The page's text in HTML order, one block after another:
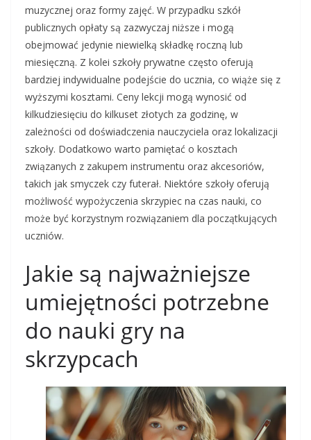
muzycznej oraz formy zajęć. W przypadku szkół
publicznych opłaty są zazwyczaj niższe i mogą
obejmować jedynie niewielką składkę roczną lub
miesięczną. Z kolei szkoły prywatne często oferują
bardziej indywidualne podejście do ucznia, co wiąże się z
wyższymi kosztami. Ceny lekcji mogą wynosić od
kilkudziesięciu do kilkuset złotych za godzinę, w
zależności od doświadczenia nauczyciela oraz lokalizacji
szkoły. Dodatkowo warto pamiętać o kosztach
związanych z zakupem instrumentu oraz akcesoriów,
takich jak smyczek czy futerał. Niektóre szkoły oferują
możliwość wypożyczenia skrzypiec na czas nauki, co
może być korzystnym rozwiązaniem dla początkujących
uczniów.
Jakie są najważniejsze
umiejętności potrzebne
do nauki gry na
skrzypcach